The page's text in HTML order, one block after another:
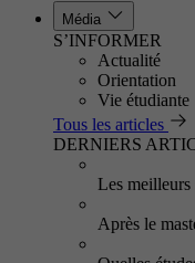
Média
S’INFORMER
Actualité
Orientation
Vie étudiante
Tous les articles
DERNIERS
Les meilleurs
Après le